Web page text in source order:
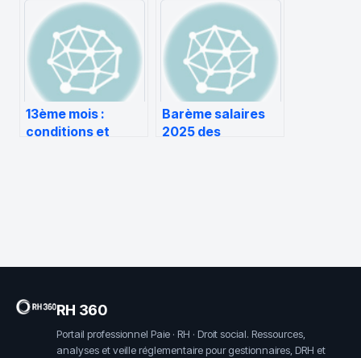
variations et
anticiper les
opportunités
essentielle à
suivre sur ada et
son écosystème
13ème mois :
conditions et
Barème salaires
2025 des
RH 360
Portail professionnel Paie · RH · Droit social. Ressources,
analyses et veille réglementaire pour gestionnaires, DRH et